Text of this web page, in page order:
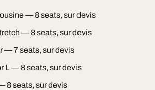
— 8 seats, sur devis
— 8 seats, sur devis
— 7 seats, sur devis
L — 8 seats, sur devis
8 seats, sur devis